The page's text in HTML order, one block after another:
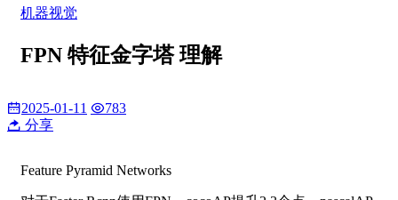
机器视觉
FPN 特征金字塔 理解
2025-01-11
783
分享
Feature Pyramid Networks